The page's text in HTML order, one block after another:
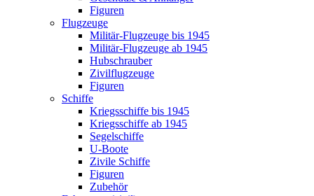
Figuren
Flugzeuge
Militär-Flugzeuge bis 1945
Militär-Flugzeuge ab 1945
Hubschrauber
Zivilflugzeuge
Figuren
Schiffe
Kriegsschiffe bis 1945
Kriegsschiffe ab 1945
Segelschiffe
U-Boote
Zivile Schiffe
Figuren
Zubehör